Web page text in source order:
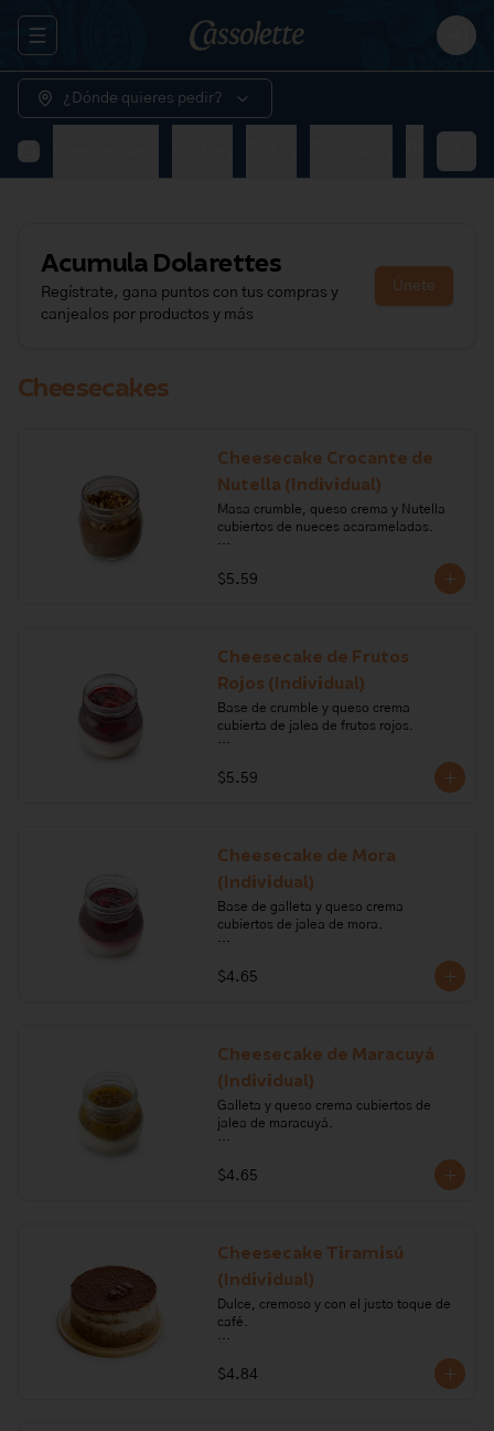
Abrir menu de navegación Login
¿Dónde quieres pedir?
AcumulaDolarettes
Regístrate, gana puntos con tus compras y
canjealos por productos y más
Únete
Cheesecakes
Cheesecake Crocante de
Nutella (Individual)
Masa crumble, queso crema y Nutella
cubiertos de nueces acarameladas.
nueces, gelatina, chocolate, crema de
Alérgenos: Gluten, leche, lactosa,
$5.59
Cheesecake de Frutos
Rojos (Individual)
Base de crumble y queso crema
cubierta de jalea de frutos rojos.
Ingredientes: queso crema, harina de
trigo, crema de leche, mantequilla,
Alérgenos: Gluten, leche lactosa, sulfito
$5.59
Cheesecake de Mora
(Individual)
Base de galleta y queso crema
cubiertos de jalea de mora.
leche, galleta, margarina, gelatina,
sulfitos, soya
$4.65
Cheesecake de Maracuyá
(Individual)
Galleta y queso crema cubiertos de
jalea de maracuyá.
crema de leche, margarina, gelatina,
sulfitos, soya.
$4.65
Cheesecake Tiramisú
(Individual)
Dulce, cremoso y con el justo toque de
café.
Ingredientes: azúcar, crema de leche,
gelatina sin sabor, queso crema, sal,
huevo, mantequilla, harina, polvo para
$4.84